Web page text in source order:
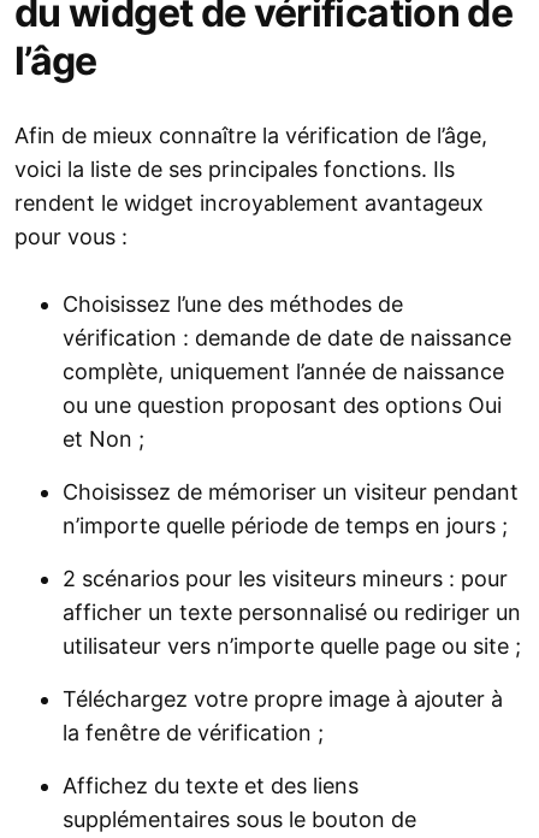
du widget de vérification de
l’âge
Afin de mieux connaître la vérification de l’âge,
voici la liste de ses principales fonctions. Ils
rendent le widget incroyablement avantageux
pour vous :
Choisissez l’une des méthodes de
vérification : demande de date de naissance
complète, uniquement l’année de naissance
ou une question proposant des options Oui
et Non ;
Choisissez de mémoriser un visiteur pendant
n’importe quelle période de temps en jours ;
2 scénarios pour les visiteurs mineurs : pour
afficher un texte personnalisé ou rediriger un
utilisateur vers n’importe quelle page ou site ;
Téléchargez votre propre image à ajouter à
la fenêtre de vérification ;
Affichez du texte et des liens
supplémentaires sous le bouton de